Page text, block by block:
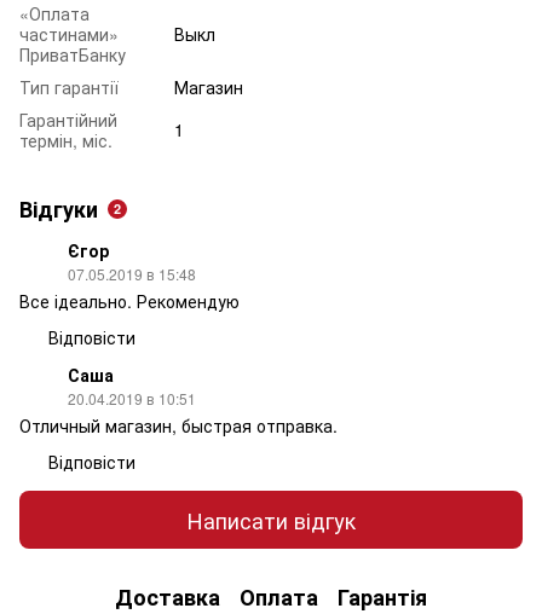
«Оплата
частинами»
ПриватБанку
Выкл
Тип гарантії
Магазин
Гарантійний
термін, міс.
1
Відгуки 2
Єгор
07.05.2019 в 15:48
Все ідеально. Рекомендую
Відповісти
Саша
20.04.2019 в 10:51
Отличный магазин, быстрая отправка.
Відповісти
Написати відгук
Доставка Оплата Гарантія